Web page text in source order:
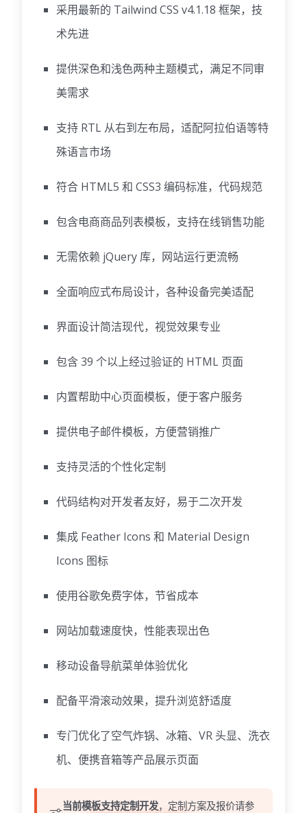
采用最新的 Tailwind CSS v4.1.18 框架，技
术先进
提供深色和浅色两种主题模式，满足不同审
美需求
支持 RTL 从右到左布局，适配阿拉伯语等特
殊语言市场
符合 HTML5 和 CSS3 编码标准，代码规范
包含电商商品列表模板，支持在线销售功能
无需依赖 jQuery 库，网站运行更流畅
全面响应式布局设计，各种设备完美适配
界面设计简洁现代，视觉效果专业
包含 39 个以上经过验证的 HTML 页面
内置帮助中心页面模板，便于客户服务
提供电子邮件模板，方便营销推广
支持灵活的个性化定制
代码结构对开发者友好，易于二次开发
集成 Feather Icons 和 Material Design
Icons 图标
使用谷歌免费字体，节省成本
网站加载速度快，性能表现出色
移动设备导航菜单体验优化
配备平滑滚动效果，提升浏览舒适度
专门优化了空气炸锅、冰箱、VR 头显、洗衣
机、便携音箱等产品展示页面
当前模板支持定制开发，定制方案及报价请参